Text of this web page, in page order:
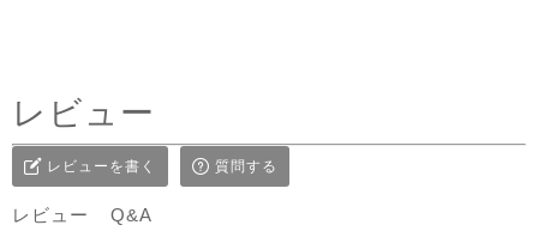
レビュー
レビューを書く 質問する
レビュー Q&A